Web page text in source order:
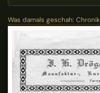
Was damals geschah: